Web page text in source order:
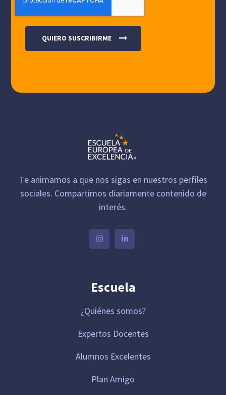
Te animamos a que nos sigas en nuestros perfiles
sociales. Compartimos diariamente contenido de
interés.
Escuela
¿Quiénes somos?
Expertos Docentes
Alumnos Excelentes
Plan Amigo